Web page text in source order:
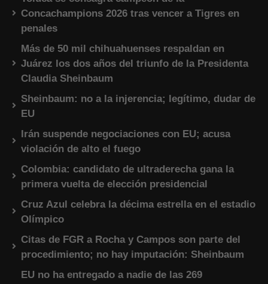
Concachampions 2026 tras vencer a Tigres en
penales
Más de 50 mil chihuahuenses respaldan en
Juárez los dos años del triunfo de la Presidenta
Claudia Sheinbaum
Sheinbaum: no a la injerencia; legítimo, dudar de
EU
Irán suspende negociaciones con EU; acusa
violación de alto el fuego
Colombia: candidato de ultraderecha gana la
primera vuelta de elección presidencial
Cruz Azul celebra la décima estrella en el estadio
Olímpico
Citas de FGR a Rocha y Campos son parte del
procedimiento; no hay imputación: Sheinbaum
EU no ha entregado a nadie de las 269